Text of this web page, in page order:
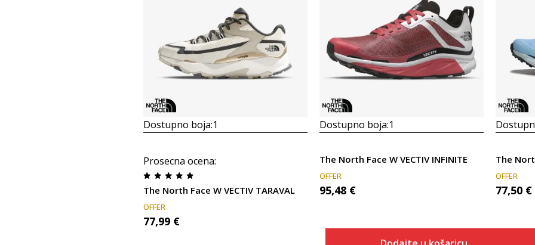
Dostupno boja:1
Prosecna ocena:
The North Face W VECTIV TARAVAL
OFFER
77,99 €
Dostupno boja:1
The North Face W VECTIV INFINITE
OFFER
95,48 €
OFFER
77,50 €